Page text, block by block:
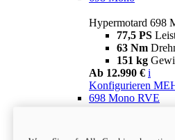
Hypermotard 698
77,5 PS
63 Nm
151 kg
Ab 12.990 € i
Konfigurieren
698 Mono RVE
77,5 PS